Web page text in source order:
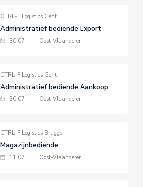
CTRL-F Logistics Gent
Administratief bediende Export
30.07 Oost-Vlaanderen
CTRL-F Logistics Gent
Administratief bediende Aankoop
30.07 Oost-Vlaanderen
CTRL-F Logistics Brugge
Magazijnbediende
11.07 Oost-Vlaanderen